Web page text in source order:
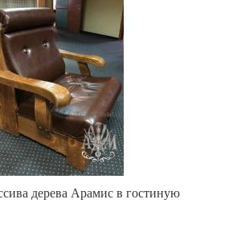
дерева Арамис в гостиную